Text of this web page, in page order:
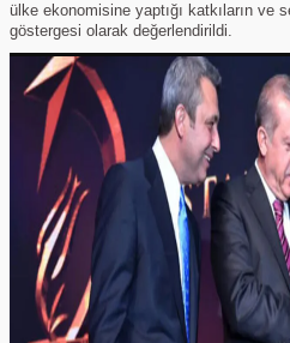
ülke ekonomisine yaptığı katkıların ve
göstergesi olarak değerlendirildi.